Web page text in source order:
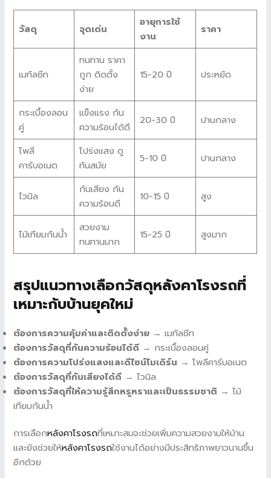
วัสดุ จุดเด่น
อายุการใช้
งาน
ราคา
เมทัลชีท
ทนทาน ราคา
ถูก ติดตั้ง
ง่าย
15-20 ปี ประหยัด
กระเบื้องลอน
คู่
แข็งแรง กัน
ความร้อนได้ดี
20-30 ปี ปานกลาง
โพลี
คาร์บอเนต
โปร่งแสง ดู
ทันสมัย
5-10 ปี ปานกลาง
ไวนิล
กันเสียง กัน
ความร้อนดี
10-15 ปี สูง
ไม้เทียมกันน้ำ
สวยงาม
ทนทานมาก
15-25 ปี สูงมาก
สรุปแนวทางเลือกวัสดุหลังคาโรงรถที่
เหมาะกับบ้านยุคใหม่
ต้องการความคุ้มค่าและติดตั้งง่าย → เมทัลชีท
ต้องการวัสดุที่กันความร้อนได้ดี → กระเบื้องลอนคู่
ต้องการความโปร่งแสงและดีไซน์โมเดิร์น → โพลีคาร์บอเนต
ต้องการวัสดุที่กันเสียงได้ดี → ไวนิล
ต้องการวัสดุที่ให้ความรู้สึกหรูหราและเป็นธรรมชาติ → ไม้
เทียมกันน้ำ
การเลือกหลังคาโรงรถที่เหมาะสมจะช่วยเพิ่มความสวยงามให้บ้าน
และยังช่วยให้หลังคาโรงรถใช้งานได้อย่างมีประสิทธิภาพยาวนานขึ้น
อีกด้วย